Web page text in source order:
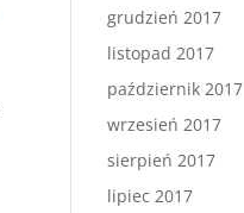
grudzień 2017
listopad 2017
październik 2017
wrzesień 2017
sierpień 2017
lipiec 2017